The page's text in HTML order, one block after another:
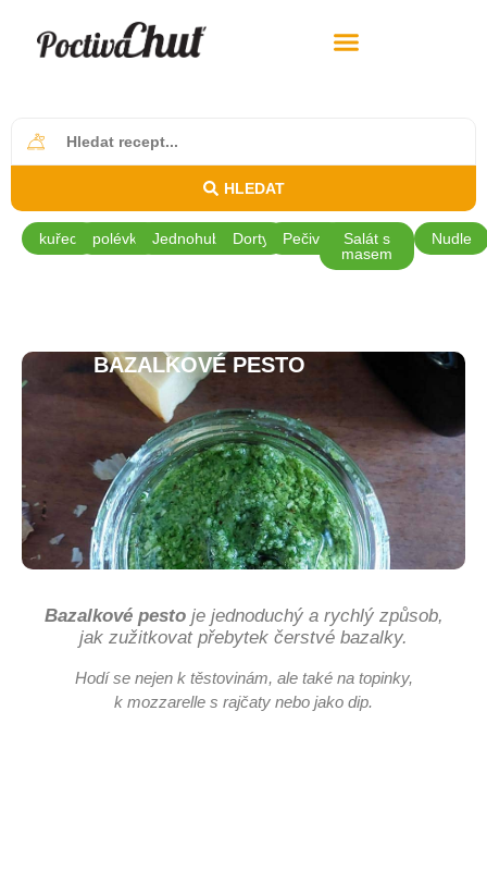
HLEDAT
kuřecí polévky JednohubkyDorty Pečivo
Salát s
masem
Nudle
BAZALKOVÉ PESTO
Bazalkové pestoje jednoduchý a rychlý způsob,
jak zužitkovat přebytek čerstvé bazalky.
Hodí se nejen k těstovinám, ale také na topinky,
k mozzarelle s rajčaty nebo jako dip.